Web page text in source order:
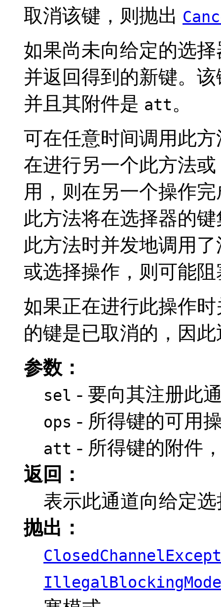
取消该键，则抛出
如果尚未向给定的选
并返回得到的新键。
并且其附件是 att。
可在任意时间调用此
在进行另一个此方法或
用，则在另一个操作
此方法将在选择器的
此方法时并发地调用
或选择操作，则可能
如果正在进行此操作
的键是已取消的，因
参数：
sel - 要向其注册此
ops - 所得键的可用
att - 所得键的附件
返回：
表示此通道向给定
抛出：